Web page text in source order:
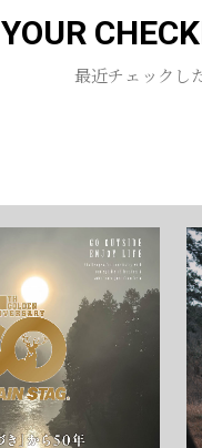
YOUR
最近チェックし